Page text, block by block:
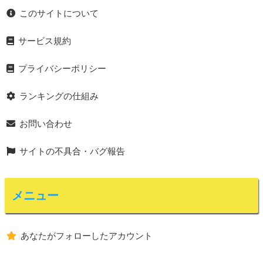
このサイトについて
サービス規約
プライバシーポリシー
ランキングの仕組み
お問い合わせ
サイトの不具合・バグ報告
メニュー
あなたがフォローしたアカウント